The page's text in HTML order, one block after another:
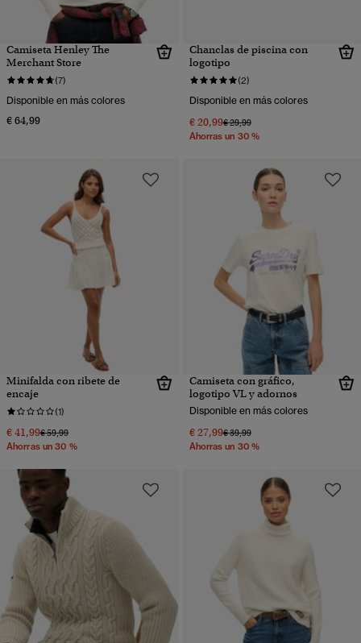
Camiseta Henley The
Merchant Store
(7)
Disponible en más colores
€ 64,99
Chanclas de piscina con
logotipo
(2)
Disponible en más colores
€ 20,99Precio rebajado de
€ 29,99a
Ahorras un 30 %
Minifalda con ribete de
encaje
(1)
€ 41,99Precio rebajado de
€ 59,99a
Ahorras un 30 %
Camiseta con gráfico,
logotipo VL y adornos
Disponible en más colores
€ 27,99Precio rebajado de
€ 39,99a
Ahorras un 30 %